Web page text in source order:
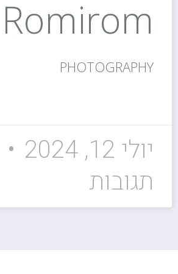
Romirom
PHOTOGRAPHY
יולי 12, 2024
תגובות